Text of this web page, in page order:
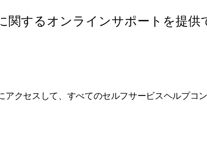
するオンラインサポートを提供
クセスして、すべてのセルフサービスヘルプコ